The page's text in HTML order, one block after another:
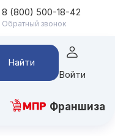
8 (800) 500-18-42
Обратный звонок
Найти
Войти
Франшиза